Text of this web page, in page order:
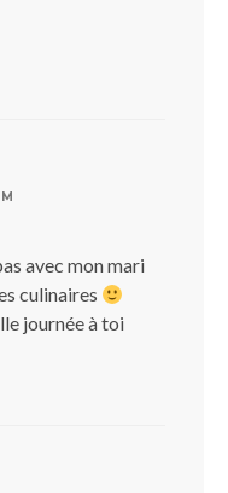
avec mon mari
culinaires
journée à toi